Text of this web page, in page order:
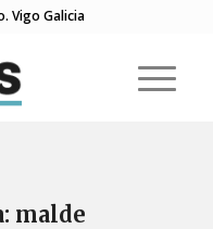
Vigo Galicia
malde